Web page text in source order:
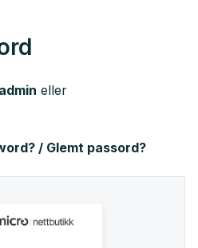
eller
/ Glemt passord?